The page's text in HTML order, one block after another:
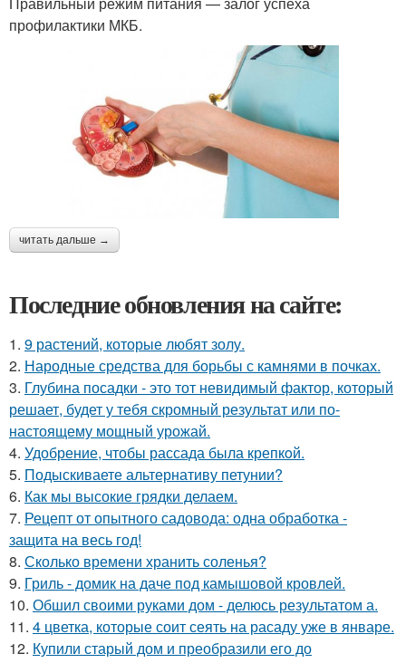
профилактики МКБ.
читать дальше →
Последние обновления на сайте:
1. 9 растений, которые любят золу.
2. Народные средства для борьбы с камнями в почках.
3. Глубина посадки - это тот невидимый фактор, который
решает, будет у тебя скромный результат или по-
настоящему мощный урожай.
4. Удобрение, чтобы рассада была крепкoй.
5. Подыскиваете альтернативу петунии?
6. Как мы высокие грядки делаем.
7. Рецепт от опытного садовода: одна обработка -
защита на весь год!
8. Сколько времени хранить соленья?
9. Гриль - домик на даче под камышовой кровлей.
10. Обшил своими руками дом - делюсь результатом а.
11. 4 цветка, которые соит сеять на расаду уже в январе.
12. Купили старый дом и преобразили его до